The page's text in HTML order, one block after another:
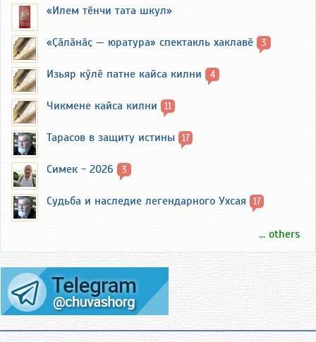
«Илем тӗнчи тата шкул»
«Ҫӑлӑнӑҫ — юратура» спектакль хаклавӗ 3
Изьяр кӳлӗ патне кайса килни 4
Чикмене кайса килни 11
Тарасов в защиту истины 17
Симек - 2026 3
Судьба и наследие легендарного Ухсая 17
... others